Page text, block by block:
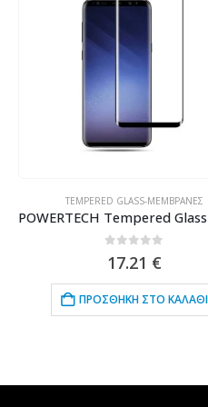
TEMPERED GLASS-ΜΕΜΒΡΆΝΕΣ
17.21 €
ΠΡΟΣΘΉΚΗ ΣΤΟ ΚΑΛΆΘΙ